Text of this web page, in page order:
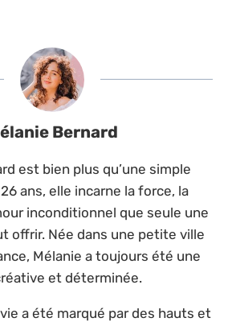
Bernard
est bien plus qu’une simple
ans, elle incarne la force, la
inconditionnel que seule une
offrir. Née dans une petite ville
Mélanie a toujours été une
et déterminée.
a été marqué par des hauts et